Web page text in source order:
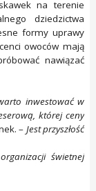
na terenie
dziedzictwa
formy uprawy
owoców mają
nawiązać
inwestować w
której ceny
– Jest przyszłość
świetnej